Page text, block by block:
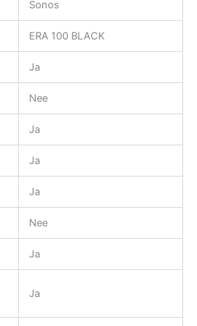
Sonos
ERA 100 BLACK
Ja
Nee
Ja
Ja
Ja
Nee
Ja
Ja